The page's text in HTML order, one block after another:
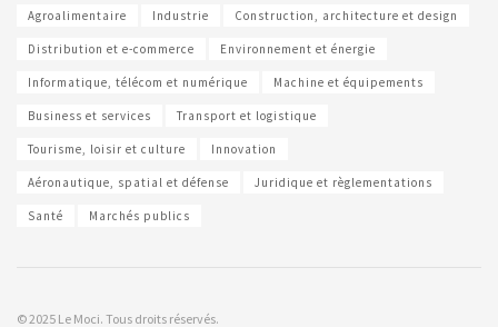
Agroalimentaire Industrie Construction, architecture et design
Distribution et e-commerce Environnement et énergie
Informatique, télécom et numérique Machine et équipements
Business et services Transport et logistique
Tourisme, loisir et culture Innovation
Aéronautique, spatial et défense Juridique et règlementations
Santé Marchés publics
© 2025 Le Moci. Tous droits réservés.